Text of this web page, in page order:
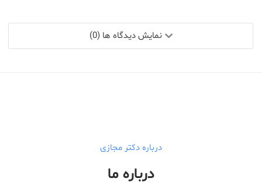
نمایش دیدگاه ها (0)
درباره دکتر مجازی
درباره ما